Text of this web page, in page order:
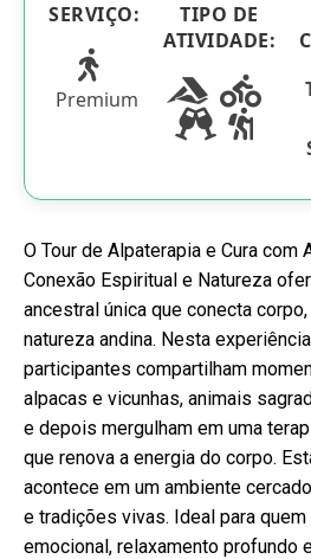
SERVIÇO:
Premium
TIPO DE
ATIVIDADE:
O Tour de Alpaterapia e Cura com
Conexão Espiritual e Natureza
ancestral única que conecta
natureza andina. Nesta
participantes compartilham
alpacas e vicunhas, animais
e depois mergulham em uma
que renova a energia do corpo.
acontece em um ambiente
e tradições vivas. Ideal para
emocional, relaxamento profundo